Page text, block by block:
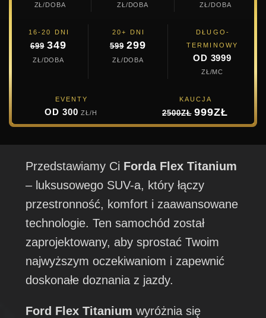
ZŁ/DOBA ZŁ/DOBA ZŁ/DOBA
16-20 DNI
699 349
ZŁ/DOBA
20+ DNI
599 299
ZŁ/DOBA
DŁUGO-
TERMINOWY
OD 3999
ZŁ/MC
EVENTY
OD 300 ZŁ/H
KAUCJA
2500ZŁ 999ZŁ
Przedstawiamy Ci Forda Flex Titanium
– luksusowego SUV-a, który łączy
przestronność, komfort i zaawansowane
technologie. Ten samochód został
zaprojektowany, aby sprostać Twoim
najwyższym oczekiwaniom i zapewnić
doskonałe doznania z jazdy.
Ford Flex Titanium wyróżnia się